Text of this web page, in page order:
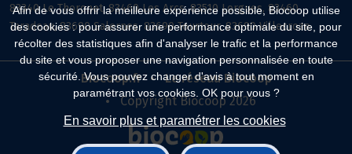
Afin de vous offrir la meilleure expérience possible, Biocoop utilise
des cookies : pour assurer une performance optimale du site, pour
récolter des statistiques afin d'analyser le trafic et la performance
du site et vous proposer une navigation personnalisée en toute
sécurité. Vous pouvez changer d'avis à tout moment en
paramétrant vos cookies. OK pour vous ?
En savoir plus et paramétrer les cookies
83340 Le Thoronet, 83460 Les Arcs, 83510 Lorgues, 83460
Taradeau, 83690 Salernes, 83690 Tourtour, 83690 Villecroze
Biocoop.fr
Le réseau Biocoop
Copyright Biocoop 2026